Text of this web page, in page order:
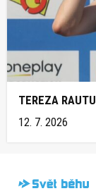
TEREZA
12. 7. 2026